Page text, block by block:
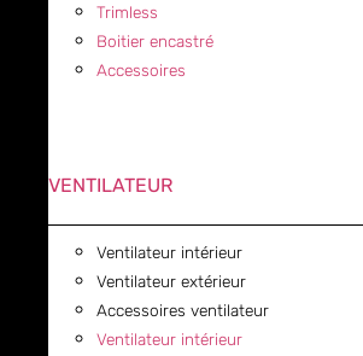
Trimless
Boitier encastré
Accessoires
VENTILATEUR
Ventilateur intérieur
Ventilateur extérieur
Accessoires ventilateur
Ventilateur intérieur